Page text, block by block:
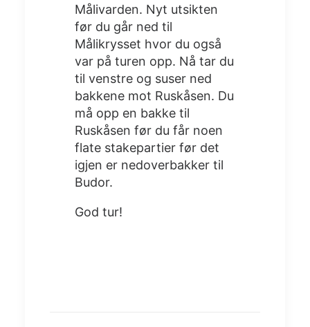
Målivarden. Nyt utsikten
før du går ned til
Målikrysset hvor du også
var på turen opp. Nå tar du
til venstre og suser ned
bakkene mot Ruskåsen. Du
må opp en bakke til
Ruskåsen før du får noen
flate stakepartier før det
igjen er nedoverbakker til
Budor.
God tur!